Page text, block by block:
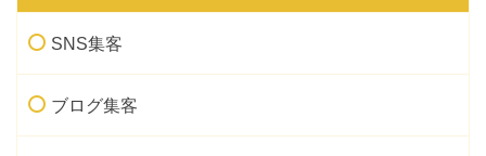
SNS集客
ブログ集客